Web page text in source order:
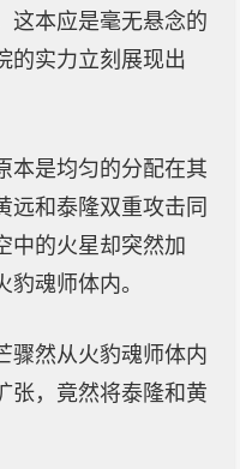
这本应是毫无悬念的
的实力立刻展现出
本是均匀的分配在其
远和泰隆双重攻击同
中的火星却突然加
魂师体内。
骤然从火豹魂师体内
张，竟然将泰隆和黄